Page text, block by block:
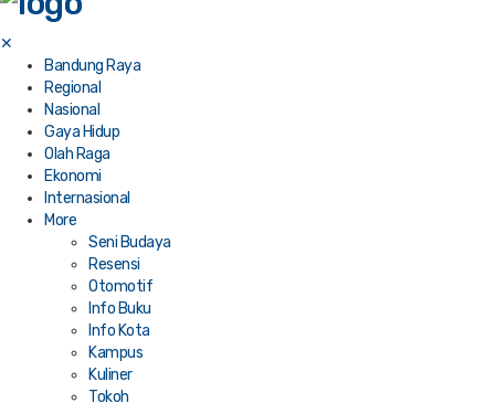
✕
Bandung Raya
Regional
Nasional
Gaya Hidup
Olah Raga
Ekonomi
Internasional
More
Seni Budaya
Resensi
Otomotif
Info Buku
Info Kota
Kampus
Kuliner
Tokoh